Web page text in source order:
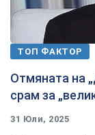
ТОП ФАКТОР
Отмяната на
срам за
31 Юли, 2025